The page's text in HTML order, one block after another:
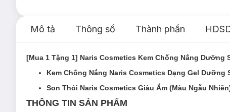
Mô tả Thông số Thành phần
[Mua 1 Tặng 1] Naris Cosmetics Kem Chống Nắng Dưỡng
Kem Chống Nắng Naris Cosmetics Dạng Gel Dưỡng
Son Thỏi Naris Cosmetics Giàu Ẩm (Màu Ngẫu
THÔNG TIN SẢN PHẨM